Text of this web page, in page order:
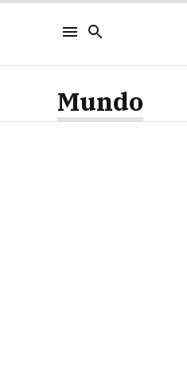
Mundo